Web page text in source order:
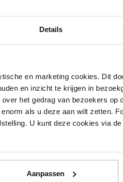
Details
en marketing cookies. Dit
en inzicht te krijgen in
het gedrag van bezoekers op
als u deze aan wilt zetten.
U kunt deze cookies via
Aanpassen